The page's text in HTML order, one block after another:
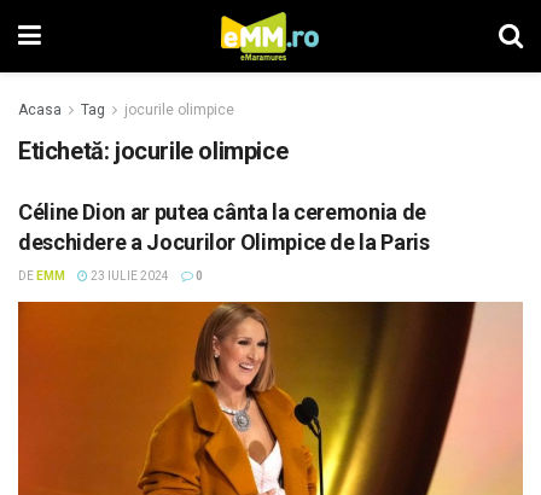
Acasa Tag jocurile olimpice
Etichetă: jocurile olimpice
Céline Dion ar putea cânta la ceremonia de
deschidere a Jocurilor Olimpice de la Paris
DE EMM 23 IULIE 2024 0